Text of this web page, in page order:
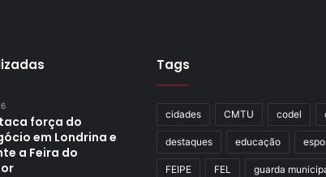
força do
em Londrina e
a Feira do
Tags
cidades CMTU codel
destaques educação
FEIPE FEL guarda